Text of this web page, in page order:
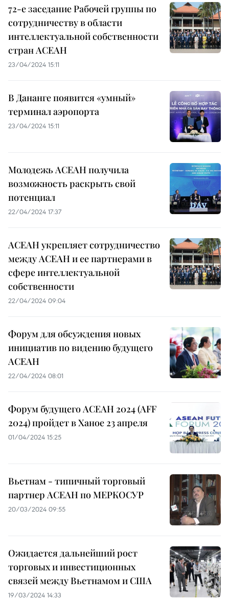
72-е заседание Рабочей группы по
сотрудничеству в области
интеллектуальной собственности
стран АСЕАН
23/04/2024 15:11
В Дананге появится «умный»
терминал аэропорта
23/04/2024 15:11
Молодежь АСЕАН получила
возможность раскрыть свой
потенциал
22/04/2024 17:37
АСЕАН укрепляет сотрудничество
между АСЕАН и ее партнерами в
сфере интеллектуальной
собственности
22/04/2024 09:04
Форум для обсуждения новых
инициатив по видению будущего
АСЕАН
22/04/2024 08:01
Форум будущего АСЕАН 2024 (AFF
2024) пройдет в Ханое 23 апреля
01/04/2024 15:25
Вьетнам - типичный торговый
партнер АСЕАН по МЕРКОСУР
20/03/2024 09:55
Ожидается дальнейший рост
торговых и инвестиционных
связей между Вьетнамом и США
19/03/2024 14:33